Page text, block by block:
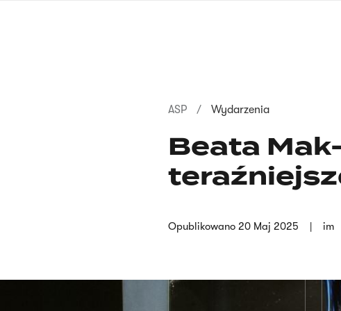
Ścieżka
nawigacyjna
ASP Wydarzenia
Beata
Opublikowano 20 Maj 2025 im